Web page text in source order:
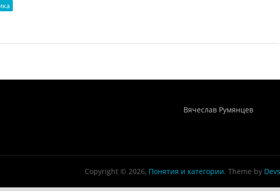
Вячеслав Румянцев
Copyright © 2026, Понятия и категории. Theme by